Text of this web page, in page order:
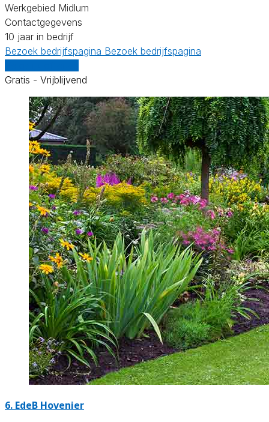
Werkgebied Midlum
Contactgegevens
10 jaar in bedrijf
Bezoek bedrijfspagina Bezoek bedrijfspagina
Gratis - Vrijblijvend
6. EdeB Hovenier